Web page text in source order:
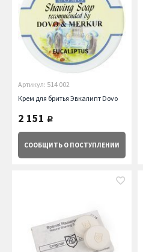
Артикул: 514 002
Крем для бритья Эвкалипт Dovo
2 151 руб.
СООБЩИТЬ О ПОСТУПЛЕНИИ